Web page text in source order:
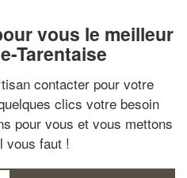
vous le meilleur
Tarentaise
contacter pour votre
clics votre besoin
pour vous et vous mettons
vous faut !